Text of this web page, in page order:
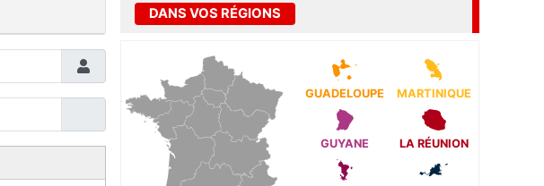
DANS VOS RÉGIONS
GUADELOUPE MARTINIQUE
GUYANE LA RÉUNION